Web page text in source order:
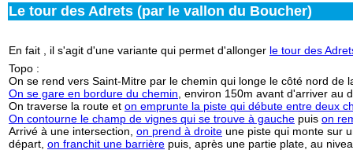
Le tour des Adrets (par le vallon du Boucher)
En fait , il s'agit d'une variante qui permet d'allonger le tour des
Topo :
On se rend vers Saint-Mitre par le chemin qui longe le côté nord de
On se gare en bordure du chemin , environ 150m avant d'arriver au
On traverse la route et on emprunte la piste qui débute entre deux
On contourne le champ de vignes qui se trouve à gauche puis on
Arrivé à une intersection, on prend à droite une piste qui monte sur
départ, on franchit une barrière puis, après une partie plate, au